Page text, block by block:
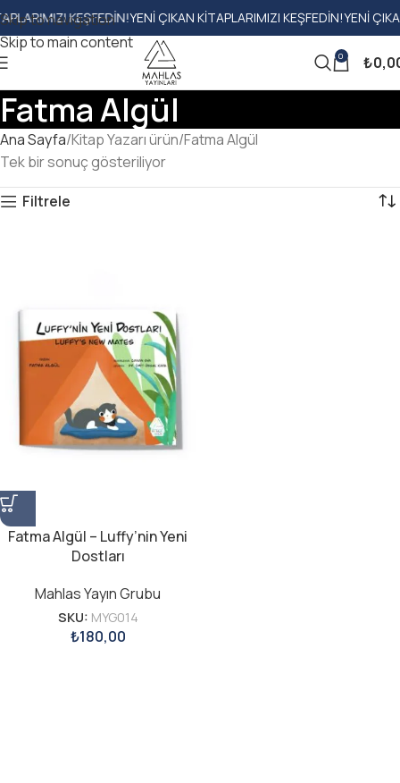
Skip to navigation
Skip to main content
KEŞFEDIN!YENI ÇIKAN KITAPLARIMIZI KEŞFEDIN!YENI ÇIKAN
0 ₺
Fatma Algül
Ana Sayfa Kitap Yazarı ürün Fatma Algül
Tek bir sonuç gösteriliyor
Filtrele
Fatma Algül – Luffy’nin Yeni
Dostları
Mahlas Yayın Grubu
SKU: MYG014
₺180,00